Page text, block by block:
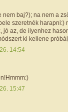
nem baj?); na nem a
szeretnék harapni:)
jó az, de ilyenhez
ki kellene
14:54
15:47